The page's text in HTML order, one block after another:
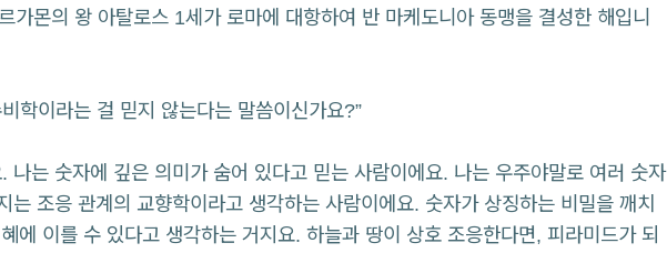
몬의 왕 아탈로스 1세가 로마에 대항하여 반 마케도니아 동맹을 결성한 해입니
학이라는 걸 믿지 않는다는 말씀이신가요?”
나는 숫자에 깊은 의미가 숨어 있다고 믿는 사람이에요. 나는 우주야말로 여러 숫자
는 조응 관계의 교향학이라고 생각하는 사람이에요. 숫자가 상징하는 비밀을 깨치
에 이를 수 있다고 생각하는 거지요. 하늘과 땅이 상호 조응한다면, 피라미드가 되